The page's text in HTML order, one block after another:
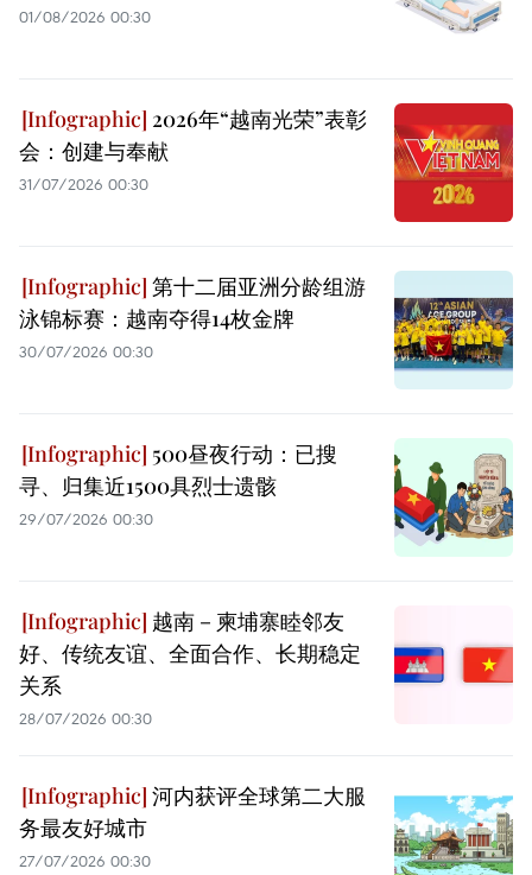
01/08/2026 00:30
2026年“越南光荣”表彰
会：创建与奉献
31/07/2026 00:30
第十二届亚洲分龄组游
泳锦标赛：越南夺得14枚金牌
30/07/2026 00:30
500昼夜行动：已搜
寻、归集近1500具烈士遗骸
29/07/2026 00:30
越南－柬埔寨睦邻友
好、传统友谊、全面合作、长期稳定
关系
28/07/2026 00:30
河内获评全球第二大服
务最友好城市
27/07/2026 00:30